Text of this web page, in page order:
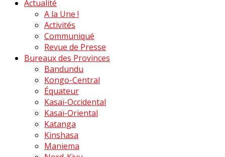
Actualité
A la Une !
Activités
Communiqué
Revue de Presse
Bureaux des Provinces
Bandundu
Kongo-Central
Équateur
Kasaï-Occidental
Kasaï-Oriental
Katanga
Kinshasa
Maniema